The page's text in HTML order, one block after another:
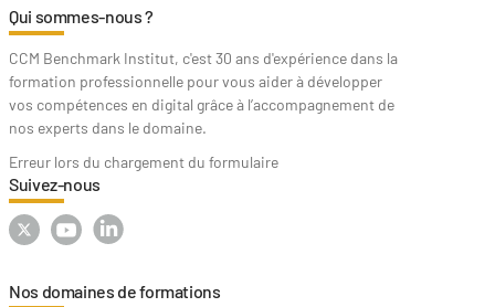
Qui sommes-nous ?
CCM Benchmark Institut, c'est 30 ans d'expérience dans la
formation professionnelle pour vous aider à développer
vos compétences en digital grâce à l’accompagnement de
nos experts dans le domaine.
Erreur lors du chargement du formulaire
Suivez-nous
Nos domaines de formations